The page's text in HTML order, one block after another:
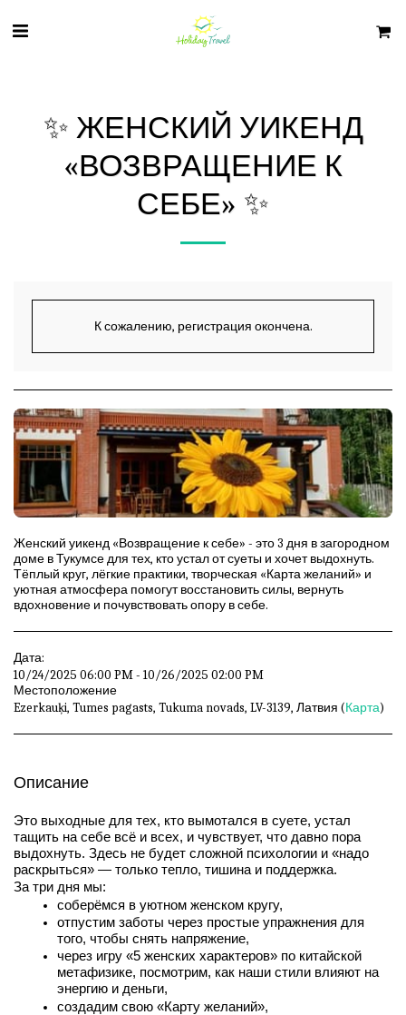
✨ ЖЕНСКИЙ УИКЕНД
«ВОЗВРАЩЕНИЕ К
СЕБЕ» ✨
К сожалению, регистрация окончена.
Женский уикенд «Возвращение к себе» - это 3 дня в загородном
доме в Тукумсе для тех, кто устал от суеты и хочет выдохнуть.
Тёплый круг, лёгкие практики, творческая «Карта желаний» и
уютная атмосфера помогут восстановить силы, вернуть
вдохновение и почувствовать опору в себе.
Дата:
10/24/2025 06:00 PM - 10/26/2025 02:00 PM
Местоположение
Ezerkauķi, Tumes pagasts, Tukuma novads, LV-3139, Латвия (Карта)
Описание
Это выходные для тех, кто вымотался в суете, устал
тащить на себе всё и всех, и чувствует, что давно пора
выдохнуть. Здесь не будет сложной психологии и «надо
раскрыться» — только тепло, тишина и поддержка.
За три дня мы:
соберёмся в уютном женском кругу,
отпустим заботы через простые упражнения для
того, чтобы снять напряжение,
через игру «5 женских характеров» по китайской
метафизике, посмотрим, как наши стили влияют на
энергию и деньги,
создадим свою «Карту желаний»,